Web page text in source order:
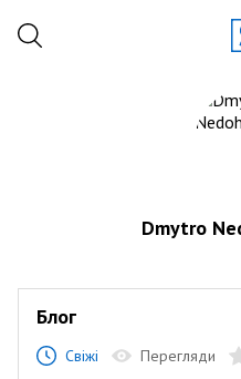
Dmytro
Блог
Свіжі Перегляди